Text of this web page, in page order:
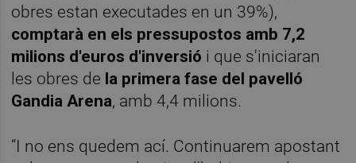
obres estan executades en un 39%),
comptarà en els pressupostos amb 7,2
milions d'euros d'inversió i que s'iniciaran
les obres de la primera fase del pavelló
Gandia Arena, amb 4,4 milions.
“I no ens quedem ací. Continuarem apostant